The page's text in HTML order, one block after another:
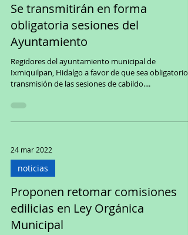
Se transmitirán en forma
obligatoria sesiones del
Ayuntamiento
Regidores del ayuntamiento municipal de
Ixmiquilpan, Hidalgo a favor de que sea obligatorio
transmisión de las sesiones de cabildo....
24 mar 2022
noticias
Proponen retomar comisiones
edilicias en Ley Orgánica
Municipal